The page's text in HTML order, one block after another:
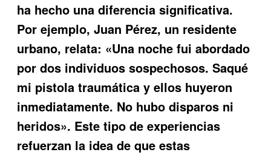
ha hecho una diferencia significativa.
Por ejemplo, Juan Pérez, un residente
urbano, relata: «Una noche fui abordado
por dos individuos sospechosos. Saqué
mi pistola traumática y ellos huyeron
inmediatamente. No hubo disparos ni
heridos». Este tipo de experiencias
refuerzan la idea de que estas